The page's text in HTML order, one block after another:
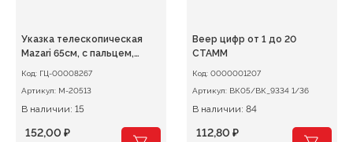
Указка телескопическая
Mazari 65см, с пальцем,
светится в темноте
Код: ГЦ-00008267
Артикул: М-20513
В наличии: 15
152,00 ₽
Веер цифр от 1 до 20
СТАММ
Код: 0000001207
Артикул:
ВК05/ВК_9334 1/36
В наличии: 84
112,80 ₽